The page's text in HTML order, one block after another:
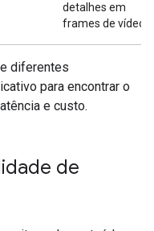
detalhes em
frames de vídeo.
diferentes
para encontrar o
e custo.
de